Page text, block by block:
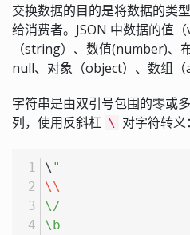
交换数据的目的是将数据的类
给消费者。JSON 中数据的值
（string）、数值(number)、
null、对象（object）、数组（
字符串是由双引号包围的零或
列，使用反斜杠 \ 对字符转义：
\ "
\\
\/
\b